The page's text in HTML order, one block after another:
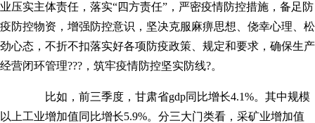
业压实主体责任，落实“四方责任”，严密疫情防控措施，备足防
疫防控物资，增强防控意识，坚决克服麻痹思想、侥幸心理、松
劲心态，不折不扣落实好各项防疫政策、规定和要求，确保生产
经营闭环管理???，筑牢疫情防控坚实防线?。
比如，前三季度，甘肃省gdp同比增长4.1%。其中规模
以上工业增加值同比增长5.9%。分三大门类看，采矿业增加值